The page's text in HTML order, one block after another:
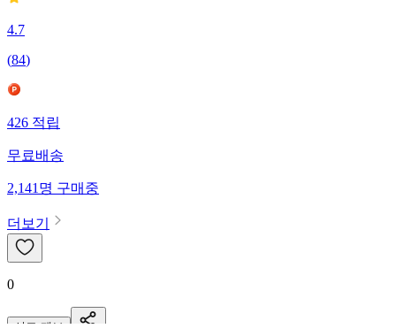
4.7
(84)
426적립
무료배송
2,141명구매중
더보기
0